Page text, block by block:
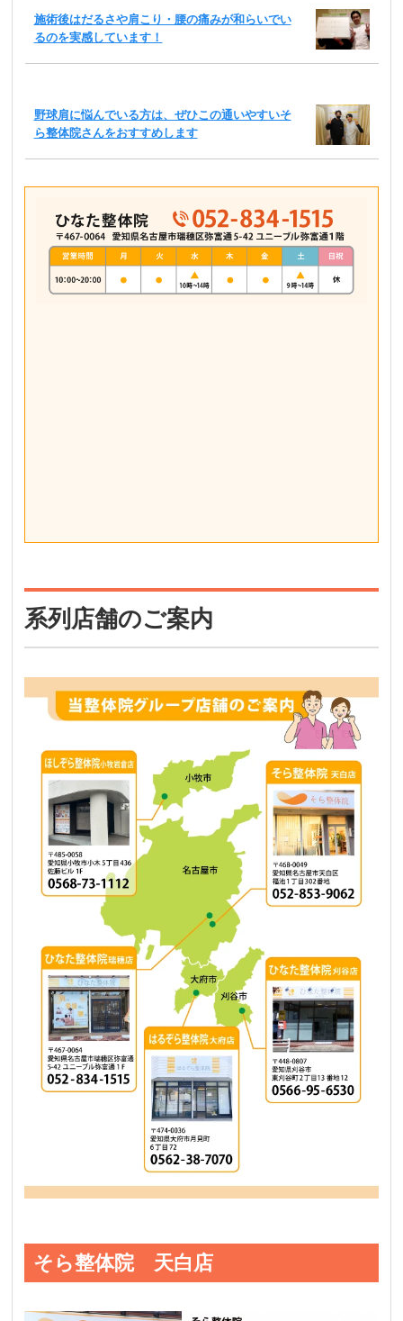
施術後はだるさや肩こり・腰の痛みが和らいでい
るのを実感しています！
野球肩に悩んでいる方は、ぜひこの通いやすいそ
ら整体院さんをおすすめします
系列店舗のご案内
そら整体院 天白店